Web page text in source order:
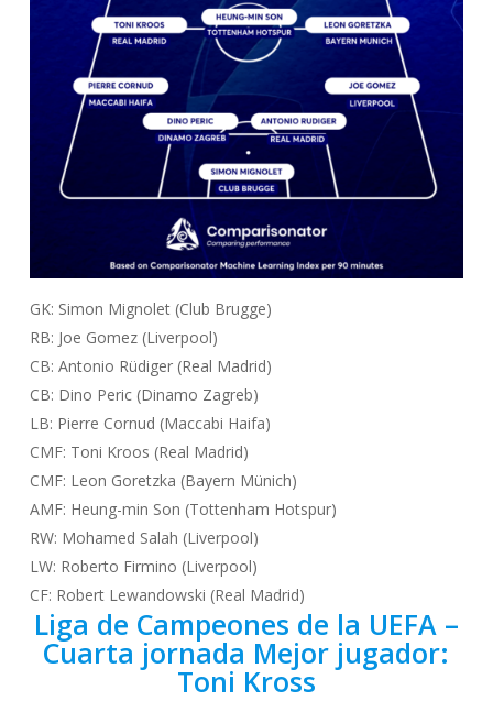
GK: Simon Mignolet (Club Brugge)
RB: Joe Gomez (Liverpool)
CB: Antonio Rüdiger (Real Madrid)
CB: Dino Peric (Dinamo Zagreb)
LB: Pierre Cornud (Maccabi Haifa)
CMF: Toni Kroos (Real Madrid)
CMF: Leon Goretzka (Bayern Münich)
AMF: Heung-min Son (Tottenham Hotspur)
RW: Mohamed Salah (Liverpool)
LW: Roberto Firmino (Liverpool)
CF: Robert Lewandowski (Real Madrid)
Liga de Campeones de la UEFA –
Cuarta jornada Mejor jugador:
Toni Kross